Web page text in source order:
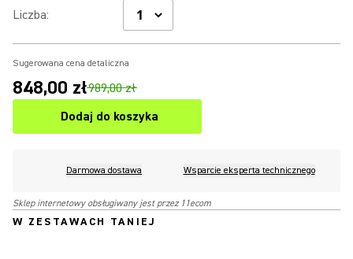
Liczba:
Sugerowana cena detaliczna
848,00 zł989,00 zł
Dodaj do koszyka
Darmowa dostawa Wsparcie eksperta technicznego
Sklep internetowy obsługiwany jest przez 11ecom
W ZESTAWACH TANIEJ